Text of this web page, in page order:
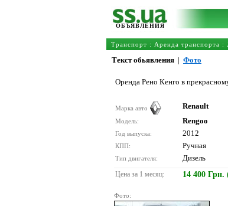
ОБЪЯВЛЕНИЯ
Транспорт : Аренда транспорта :
Текст обьявления | Фото
Оренда Рено Кенго в
Марка авто Renault
Модель: Rengoo
Год выпуска: 2012
КПП: Ручная
Тип двигателя: Дизель
Цена за 1 месяц: 14 400 Грн.
Фото: